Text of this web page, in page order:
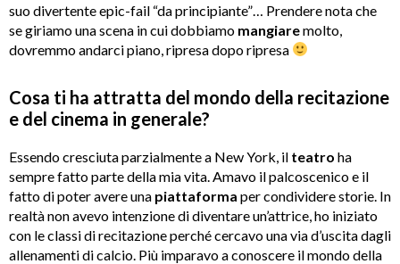
suo divertente epic-fail “da principiante”… Prendere nota che
se giriamo una scena in cui dobbiamo mangiaremolto,
dovremmo andarci piano, ripresa dopo ripresa
Cosa ti ha attratta del mondo della recitazione
e del cinema in generale?
Essendo cresciuta parzialmente a New York, il teatro ha
sempre fatto parte della mia vita. Amavo il palcoscenico e il
fatto di poter avere una piattaforma per condividere storie. In
realtà non avevo intenzione di diventare un’attrice, ho iniziato
con le classi di recitazione perché cercavo una via d’uscita dagli
allenamenti di calcio. Più imparavo a conoscere il mondo della